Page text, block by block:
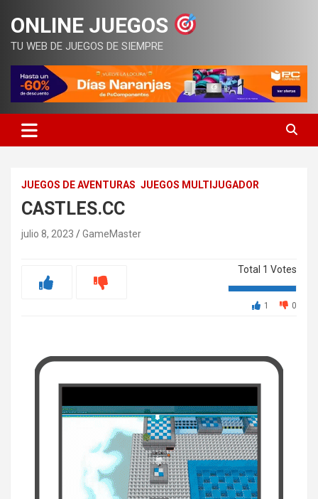
contenido
ONLINE JUEGOS
TU WEB DE JUEGOS DE SIEMPRE
JUEGOS DE AVENTURAS JUEGOS MULTIJUGADOR
CASTLES.CC
julio 8, 2023 GameMaster
Total 1 Votes
0
1